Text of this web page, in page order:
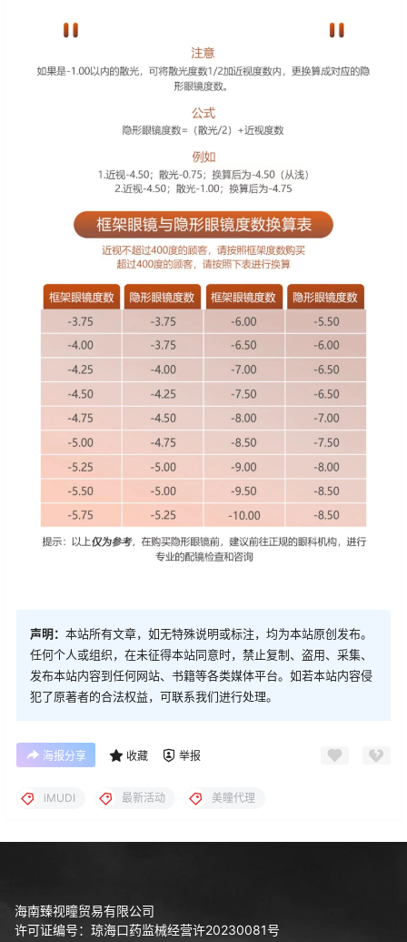
声明： 本站所有文章，如无特殊说明或标注，均为本站原创发布。
任何个人或组织，在未征得本站同意时，禁止复制、盗用、采集、
发布本站内容到任何网站、书籍等各类媒体平台。如若本站内容侵
犯了原著者的合法权益，可联系我们进行处理。
海报分享 收藏 举报
iMUDI 最新活动 美瞳代理
海南臻视瞳贸易有限公司
许可证编号：琼海口药监械经营许20230081号